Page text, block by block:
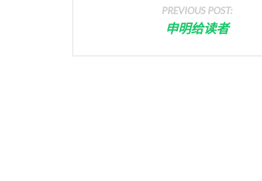
PREVIOUS POST:
申明给读者